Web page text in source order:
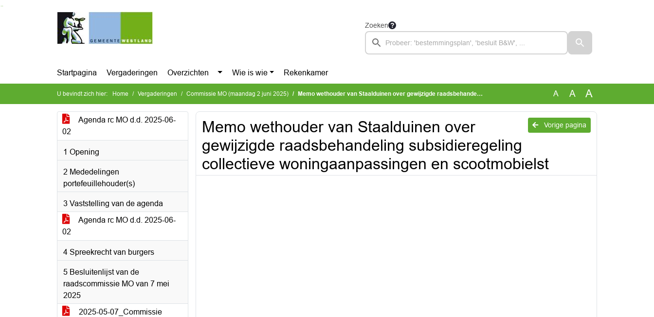
Ga naar de inhoud van deze pagina
Ga naar het zoeken
Ga naar het menu
Zoeken
Startpagina Vergaderingen Overzichten Wie is wie Rekenkamer
U bevindt zich hier: Home Vergaderingen Commissie MO (maandag 2 juni 2025) Memo wethouder van Staalduinen over gewijzigde raadsbehandeling subsidieregeling collectieve woningaanpassingen en scootmobielst A A A
Agenda rc MO d.d. 2025-06-
02
1 Opening
2 Mededelingen
portefeuillehouder(s)
3 Vaststelling van de agenda
Agenda rc MO d.d. 2025-06-
02
4 Spreekrecht van burgers
5 Besluitenlijst van de
raadscommissie MO van 7 mei
2025
2025-05-07_Commissie
Vorige pagina
Memo wethouder van Staalduinen over
gewijzigde raadsbehandeling subsidieregeling
collectieve woningaanpassingen en scootmobielst